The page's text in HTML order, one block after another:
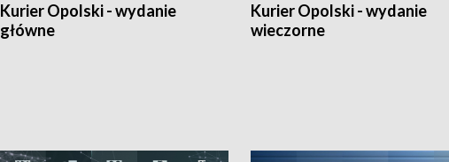
Kurier Opolski - wydanie
główne
Kurier Opolski - wydanie
wieczorne